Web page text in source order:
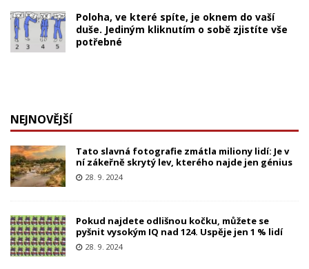
Poloha, ve které spíte, je oknem do vaší
duše. Jediným kliknutím o sobě zjistíte vše
potřebné
NEJNOVĚJŠÍ
Tato slavná fotografie zmátla miliony lidí: Je v
ní zákeřně skrytý lev, kterého najde jen génius
28. 9. 2024
Pokud najdete odlišnou kočku, můžete se
pyšnit vysokým IQ nad 124. Uspěje jen 1 % lidí
28. 9. 2024